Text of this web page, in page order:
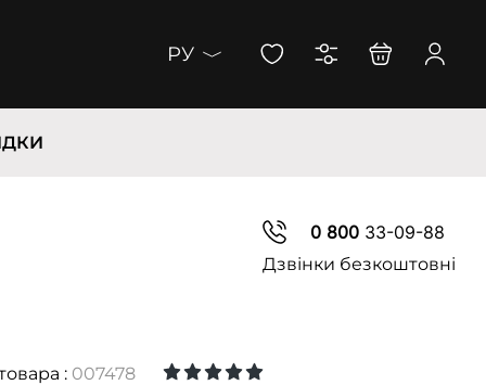
РУ
0 80033-09-88
Дзвінки безкоштовні
: 007478